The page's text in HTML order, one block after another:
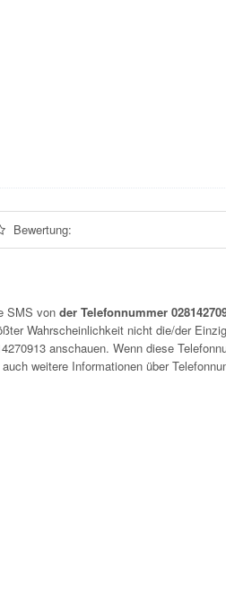
Bewertung:
SMS von der Telefonnummer
Wahrscheinlichkeit nicht die/der
anschauen. Wenn diese
weitere Informationen über